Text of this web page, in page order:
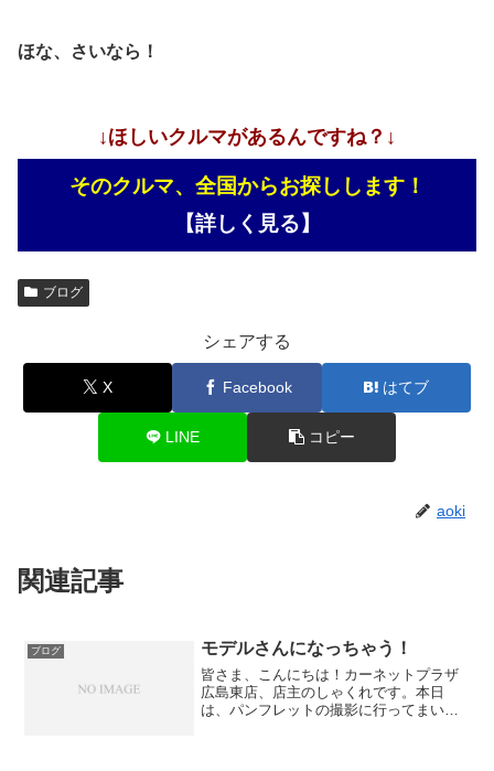
ほな、さいなら！
↓ほしいクルマがあるんですね？↓
そのクルマ、全国からお探しします！
【詳しく見る】
ブログ
シェアする
X Facebook はてブ
LINE コピー
aoki
関連記事
ブログ モデルさんになっちゃう！
皆さま、こんにちは！カーネットプラザ
広島東店、店主のしゃくれです。本日
は、パンフレットの撮影に行ってまいり